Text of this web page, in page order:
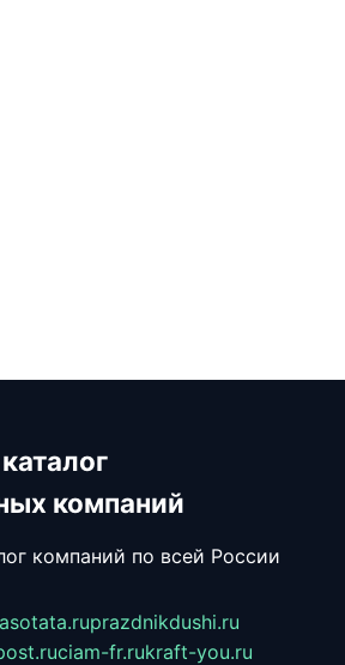
компаний
компаний по всей России
prazdnikdushi.ru
ciam-fr.rukraft-you.ru